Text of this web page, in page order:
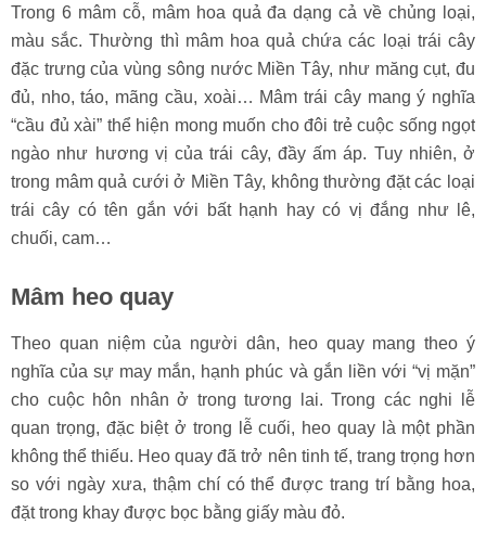
Trong 6 mâm cỗ, mâm hoa quả đa dạng cả về chủng loại,
màu sắc. Thường thì mâm hoa quả chứa các loại trái cây
đặc trưng của vùng sông nước Miền Tây, như măng cụt, đu
đủ, nho, táo, mãng cầu, xoài… Mâm trái cây mang ý nghĩa
“cầu đủ xài” thể hiện mong muốn cho đôi trẻ cuộc sống ngọt
ngào như hương vị của trái cây, đầy ấm áp. Tuy nhiên, ở
trong mâm quả cưới ở Miền Tây, không thường đặt các loại
trái cây có tên gắn với bất hạnh hay có vị đắng như lê,
chuối, cam…
Mâm heo quay
Theo quan niệm của người dân, heo quay mang theo ý
nghĩa của sự may mắn, hạnh phúc và gắn liền với “vị mặn”
cho cuộc hôn nhân ở trong tương lai. Trong các nghi lễ
quan trọng, đặc biệt ở trong lễ cuối, heo quay là một phần
không thể thiếu. Heo quay đã trở nên tinh tế, trang trọng hơn
so với ngày xưa, thậm chí có thể được trang trí bằng hoa,
đặt trong khay được bọc bằng giấy màu đỏ.